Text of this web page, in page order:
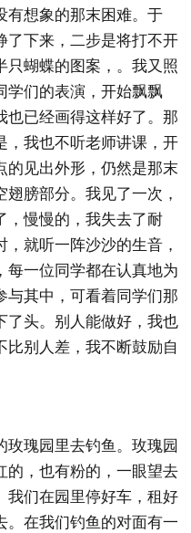
有想象的那末困难。于
了下来，二步是将打不开
只蝴蝶的图案，。我又照
学们的表演，开始飘飘
也已经画得这样好了。那
，我也不听老师讲课，开
的见出外形，仍然是那末
膀部分。我见了一次，
，慢慢的，我失去了耐
就听一阵沙沙的生音，
每一位同学都在认真地为
与其中，可看着同学们那
了头。别人能做好，我也
比别人差，我不断鼓励自
瑰园里去钓鱼。玫瑰园
的，也有粉的，一眼望去
我们在园里停好车，租好
。在我们钓鱼的对面有一